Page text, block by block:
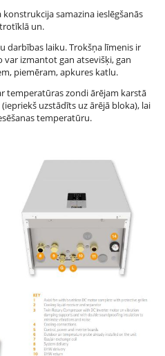
samazina ieslēgšanās
un.
darbības laiku. Trokšņa līmenis ir
izmantot gan atsevišķi, gan
piemēram, apkures katlu.
temperatūras zondi ārējam karstā
uzstādīts uz ārējā bloka), lai
temperatūru.